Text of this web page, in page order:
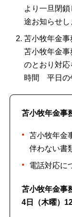
より一旦閉
途お知らせし
苫小牧年金
苫小牧年金
のとおり対
時間 平日の
苫小牧年金事
苫小牧年金
伴わない書
電話対応に
苫小牧年金事
4日（木曜）